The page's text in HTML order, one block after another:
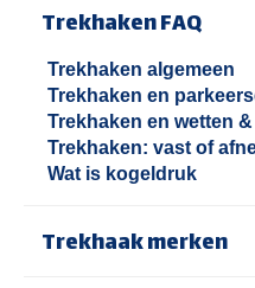
Trekhaken FAQ
Trekhaken algemeen
Trekhaken en
Trekhaken en wetten
Trekhaken: vast of
Wat is kogeldruk
Trekhaak merken